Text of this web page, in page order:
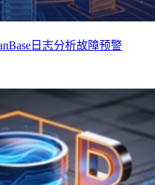
日志分析故障预警